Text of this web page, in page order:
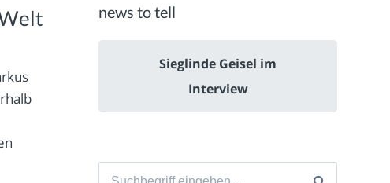
news to tell
Sieglinde Geisel im
Interview
Suche